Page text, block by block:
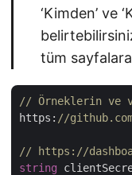
‘Kimden’ ve
tüm
// Örneklerin ve
https: //
// https://
string